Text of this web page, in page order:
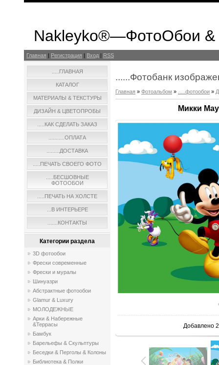
Nakleyko®—ФотоОбои &
Главная | Регистрация | Вход | RSS
.....ГЛАВНАЯ
КАТАЛОГ
МАТЕРИАЛЫ & ТЕКСТУРЫ
ДИЗАЙН & ЦВЕТОПРОБЫ
.....КАК СДЕЛАТЬ ЗАКАЗ
...........ОПЛАТА
.........ДОСТАВКА
.....ПЕЧАТЬ СВОЕГО ФОТО
.....БЕСШОВНЫЕ
ФОТООБОИ
.....ПЕЧАТЬ НА ХОЛСТЕ
...В ИНТЕРЬЕРЕ
.......КОНТАКТЫ
Категории раздела
3D фотообои
Фрески современные
Фрески и муралы
Шинуазри
Абстрактные фотообои
Glamur & Luxury
МОЛОДЕЖНЫЕ
Арки & Набережные
&Террасы
Бамбук
Барельефы & Скульптуры
Беседки & Перголы & Колоны
Библиотека & Полки
......Фотобанк
Главная » Фотоальбом » .....фотообои »
Микки
Добавлено